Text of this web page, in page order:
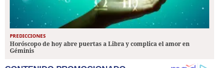
PREDICCIONES
Horóscopo de hoy abre puertas a Libra y complica el amor en
Géminis